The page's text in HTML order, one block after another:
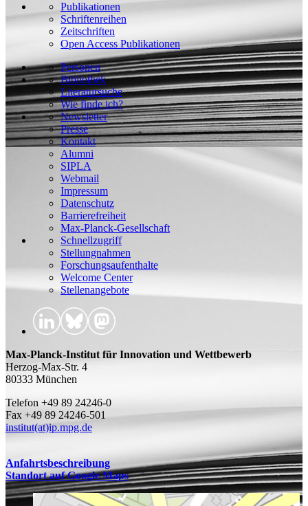
Publikationen
Schriftenreihen
Zeitschriften
Open Access Publikationen
Personen
Bibliothek
Literatursuche
Wie finde ich?
Newsletter
Presse
Kontakt
Alumni
SIPLA
Webmail
Impressum
Datenschutz
Barrierefreiheit
Max-Planck-Gesellschaft
Schnellzugriff
Stellungnahmen
Forschungsaufenthalte
Welcome Center
Stellenangebote
Max-Planck-Institut für Innovation und Wettbewerb
Herzog-Max-Str. 4
80333 München
Telefon +49 89 24246-0
Fax +49 89 24246-501
institut(at)ip.mpg.de
Anfahrtsbeschreibung
Standort auf Google Maps